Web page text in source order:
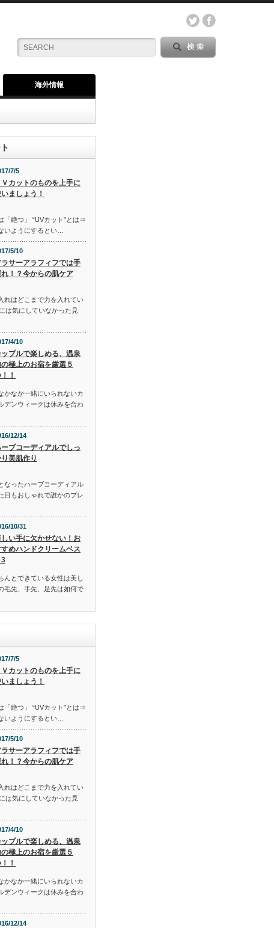
海外情報
7/5
Ｖカットのものを上手に
ましょう！
「絶つ」 “UVカット”とは⇒
いようにするとい…
5/10
ラサーアラフィフでは手
！？今からの肌ケア
れはどこまで力を入れてい
は気にしていなかった見
4/10
ップルで楽しめる、温泉
極上のお宿を厳選５
！
かなか一緒にいられないカ
デンウィークは休みを合わ
12/14
ブコーディアルでしっ
美肌作り
なったハーブコーディアル
目もおしゃれで誰かのプレ
10/31
い手に欠かせない！お
めハンドクリームベス
3
んとできている女性は美し
毛先、手先、足先は如何で
7/5
Ｖカットのものを上手に
ましょう！
「絶つ」 “UVカット”とは⇒
いようにするとい…
5/10
ラサーアラフィフでは手
！？今からの肌ケア
れはどこまで力を入れてい
は気にしていなかった見
4/10
ップルで楽しめる、温泉
極上のお宿を厳選５
！
かなか一緒にいられないカ
デンウィークは休みを合わ
12/14